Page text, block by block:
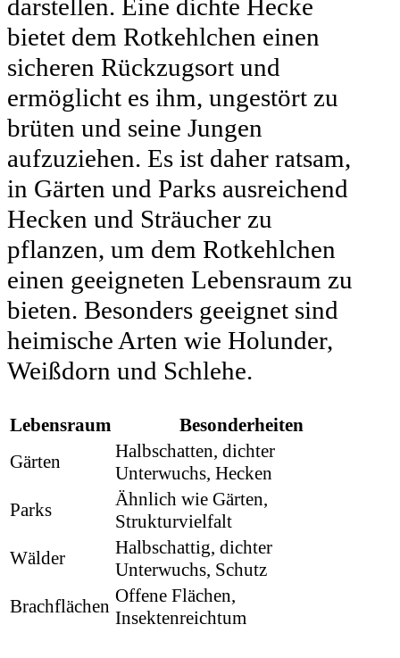
darstellen. Eine dichte Hecke
bietet dem Rotkehlchen einen
sicheren Rückzugsort und
ermöglicht es ihm, ungestört zu
brüten und seine Jungen
aufzuziehen. Es ist daher ratsam,
in Gärten und Parks ausreichend
Hecken und Sträucher zu
pflanzen, um dem Rotkehlchen
einen geeigneten Lebensraum zu
bieten. Besonders geeignet sind
heimische Arten wie Holunder,
Weißdorn und Schlehe.
Lebensraum
Besonderheiten
Gärten
Halbschatten, dichter
Unterwuchs, Hecken
Parks
Ähnlich wie Gärten,
Strukturvielfalt
Wälder
Halbschattig, dichter
Unterwuchs, Schutz
Brachflächen Offene Flächen,
Insektenreichtum